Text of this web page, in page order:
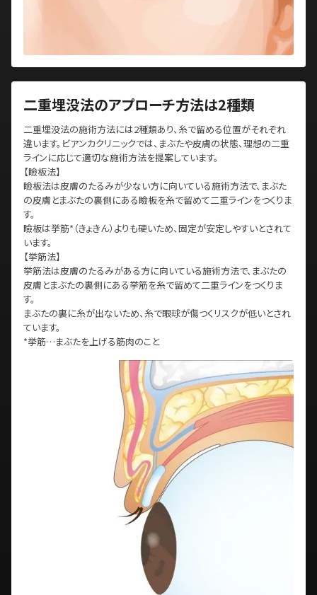
二重埋没法のアプローチ方法は2種類
二重埋没法の施術方法には2種類あり、糸で留める位置がそれぞれ
違います。ビアンカクリニックでは、まぶたや皮膚の状態、理想の二重
ラインに応じて適切な施術方法を提案しています。
【瞼板法】
瞼板法は皮膚のたるみが少ない方に向いている施術方法で、まぶた
の皮膚とまぶたの裏側にある瞼板を糸で留めて二重ラインをつくりま
す。
瞼板は挙筋*（きょきん）よりも硬いため、固定が安定しやすいとされて
います。
【挙筋法】
挙筋法は皮膚のたるみがある方に向いている施術方法で、まぶたの
皮膚とまぶたの裏側にある挙筋を糸で留めて二重ラインをつくりま
す。
まぶたの裏に糸が出ないため、糸で眼球が傷つくリスクが低いとされ
ています。
*挙筋…まぶたを上げる筋肉のこと